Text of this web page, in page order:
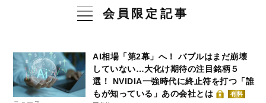
会員限定記事
AI相場「第2幕」へ！ バブルはまだ崩壊
していない…大化け期待の注目銘柄５
選！ NVIDIA一強時代に終止符を打つ「誰
もが知っている」あの会社とは
有料